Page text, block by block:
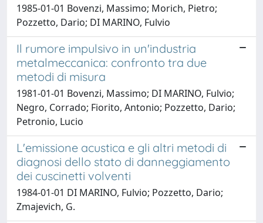
1985-01-01 Bovenzi, Massimo; Morich, Pietro;
Pozzetto, Dario; DI MARINO, Fulvio
Il rumore impulsivo in un'industria
metalmeccanica: confronto tra due
metodi di misura
1981-01-01 Bovenzi, Massimo; DI MARINO, Fulvio;
Negro, Corrado; Fiorito, Antonio; Pozzetto, Dario;
Petronio, Lucio
L'emissione acustica e gli altri metodi di
diagnosi dello stato di danneggiamento
dei cuscinetti volventi
1984-01-01 DI MARINO, Fulvio; Pozzetto, Dario;
Zmajevich, G.